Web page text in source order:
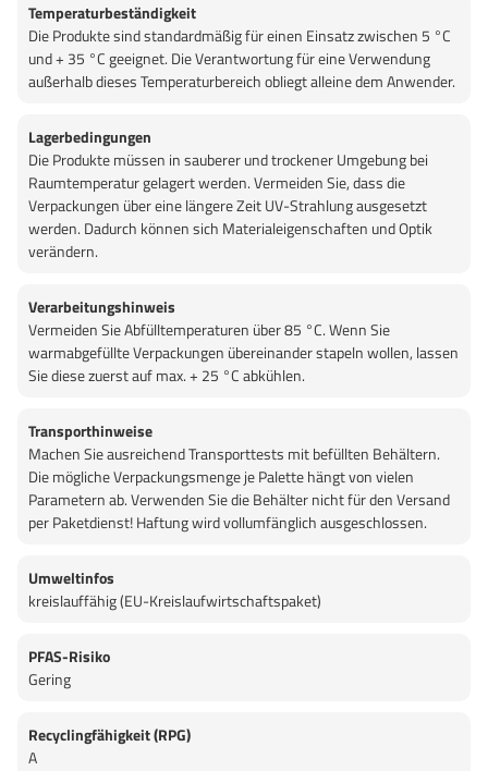
Temperaturbeständigkeit
Die Produkte sind standardmäßig für einen Einsatz zwischen 5 °C
und + 35 °C geeignet. Die Verantwortung für eine Verwendung
außerhalb dieses Temperaturbereich obliegt alleine dem Anwender.
Lagerbedingungen
Die Produkte müssen in sauberer und trockener Umgebung bei
Raumtemperatur gelagert werden. Vermeiden Sie, dass die
Verpackungen über eine längere Zeit UV-Strahlung ausgesetzt
werden. Dadurch können sich Materialeigenschaften und Optik
verändern.
Verarbeitungshinweis
Vermeiden Sie Abfülltemperaturen über 85 °C. Wenn Sie
warmabgefüllte Verpackungen übereinander stapeln wollen, lassen
Sie diese zuerst auf max. + 25 °C abkühlen.
Transporthinweise
Machen Sie ausreichend Transporttests mit befüllten Behältern.
Die mögliche Verpackungsmenge je Palette hängt von vielen
Parametern ab. Verwenden Sie die Behälter nicht für den Versand
per Paketdienst! Haftung wird vollumfänglich ausgeschlossen.
Umweltinfos
kreislauffähig (EU-Kreislaufwirtschaftspaket)
PFAS-Risiko
Gering
Recyclingfähigkeit (RPG)
A